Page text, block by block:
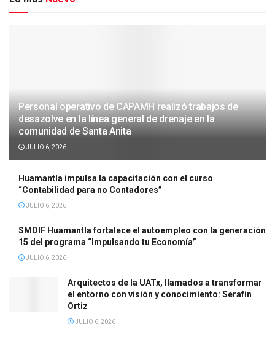
Personal operativo de CAPAMH realizó trabajos de
desazolve en la línea general de drenaje en la
comunidad de Santa Anita
JULIO 6, 2026
Huamantla impulsa la capacitación con el curso
“Contabilidad para no Contadores”
JULIO 6, 2026
SMDIF Huamantla fortalece el autoempleo con la generación
15 del programa “Impulsando tu Economía”
JULIO 6, 2026
Arquitectos de la UATx, llamados a transformar
el entorno con visión y conocimiento: Serafín
Ortiz
JULIO 6, 2026